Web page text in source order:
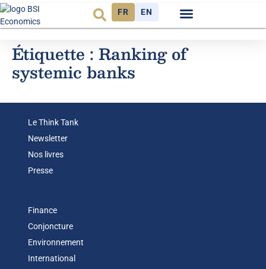
FR EN
Étiquette : Ranking of
systemic banks
Le Think Tank
Newsletter
Nos livres
Presse
Finance
Conjoncture
Environnement
International